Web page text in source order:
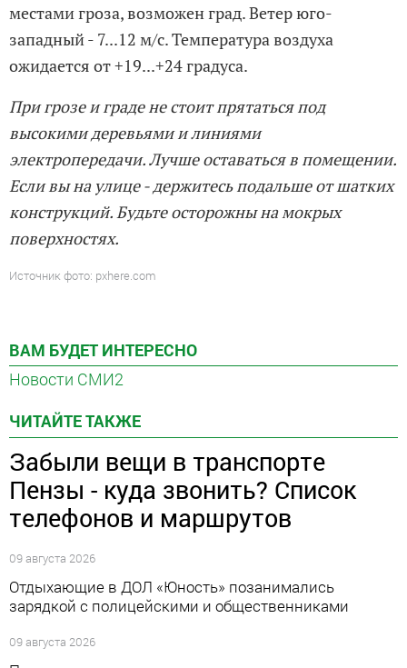
местами гроза, возможен град. Ветер юго-
западный - 7...12 м/с. Температура воздуха
ожидается от +19...+24 градуса.
При грозе и граде не стоит прятаться под
высокими деревьями и линиями
электропередачи. Лучше оставаться в помещении.
Если вы на улице - держитесь подальше от шатких
конструкций. Будьте осторожны на мокрых
поверхностях.
Источник фото: pxhere.com
ВАМ БУДЕТ ИНТЕРЕСНО
Новости СМИ2
ЧИТАЙТЕ ТАКЖЕ
Забыли вещи в транспорте
Пензы - куда звонить? Список
телефонов и маршрутов
09 августа 2026
Отдыхающие в ДОЛ «Юность» позанимались
зарядкой с полицейскими и общественниками
09 августа 2026